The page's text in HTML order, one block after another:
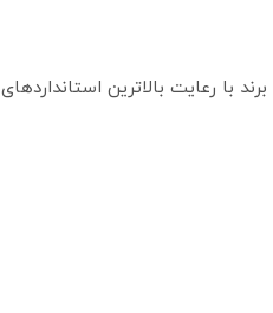
با رعایت بالاترین استانداردهای